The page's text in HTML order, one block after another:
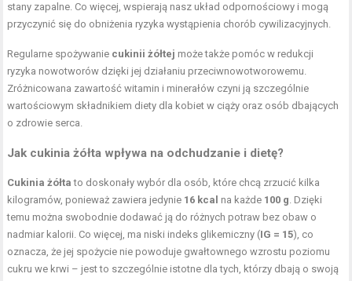
stany zapalne. Co więcej, wspierają nasz układ odpornościowy i mogą
przyczynić się do obniżenia ryzyka wystąpienia chorób cywilizacyjnych.
Regularne spożywanie cukinii żółtej może także pomóc w redukcji
ryzyka nowotworów dzięki jej działaniu przeciwnowotworowemu.
Zróżnicowana zawartość witamin i minerałów czyni ją szczególnie
wartościowym składnikiem diety dla kobiet w ciąży oraz osób dbających
o zdrowie serca.
Jak cukinia żółta wpływa na odchudzanie i dietę?
Cukinia żółta to doskonały wybór dla osób, które chcą zrzucić kilka
kilogramów, ponieważ zawiera jedynie 16 kcal na każde 100 g. Dzięki
temu można swobodnie dodawać ją do różnych potraw bez obaw o
nadmiar kalorii. Co więcej, ma niski indeks glikemiczny (IG = 15), co
oznacza, że jej spożycie nie powoduje gwałtownego wzrostu poziomu
cukru we krwi – jest to szczególnie istotne dla tych, którzy dbają o swoją